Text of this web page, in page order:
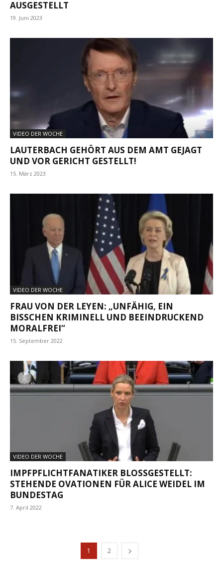
AUSGESTELLT
19. Juni 2023
VIDEO DER WOCHE
LAUTERBACH GEHÖRT AUS DEM AMT GEJAGT
UND VOR GERICHT GESTELLT!
15. März 2023
VIDEO DER WOCHE
FRAU VON DER LEYEN: „UNFÄHIG, EIN
BISSCHEN KRIMINELL UND BEEINDRUCKEND
MORALFREI“
15. September 2022
VIDEO DER WOCHE
IMPFPFLICHTFANATIKER BLOSSGESTELLT: S
TEHENDE OVATIONEN FÜR ALICE WEIDEL IM B
UNDESTAG
7. April 2022
1 2